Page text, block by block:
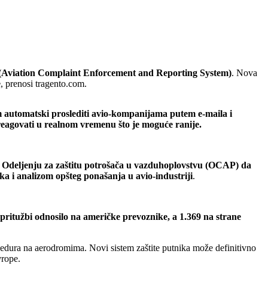
Complaint Enforcement and Reporting System). Nova
prenosi tragento.com.
automatski proslediti avio-kompanijama putem e-maila i
u realnom vremenu što je moguće ranije.
za zaštitu potrošača u vazduhoplovstvu (OCAP) da
i analizom opšteg ponašanja u avio-industriji.
odnosilo na američke prevoznike, a 1.369 na strane
na aerodromima. Novi sistem zaštite putnika može definitivno